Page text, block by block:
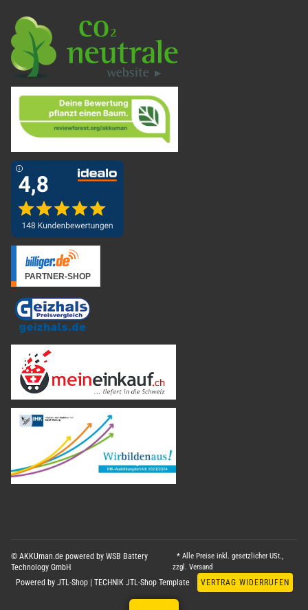
© AKKUman.de powered by WSB Battery
Technology GmbH
* Alle Preise inkl. gesetzlicher USt.,
zzgl.Versand
Powered by JTL-Shop TECHNIK JTL-Shop Template VERTRAG WIDERRUFEN